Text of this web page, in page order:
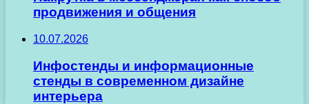
продвижения и общения
10.07.2026
Инфостенды и информационные
стенды в современном дизайне
интерьера